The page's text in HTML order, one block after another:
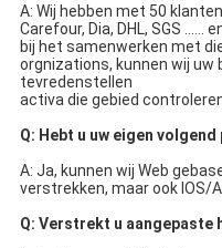
A: Wij hebben met 50
Carefour, Dia, DHL, SGS ......
bij het samenwerken met
orgnizations, kunnen wij uw
tevredenstellen
activa die gebied
Q: Hebt u uw eigen
A: Ja, kunnen wij Web
verstrekken, maar ook IOS/
Q: Verstrekt u aangepaste